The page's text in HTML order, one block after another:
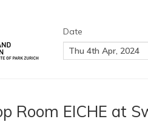
Date
Room EICHE at